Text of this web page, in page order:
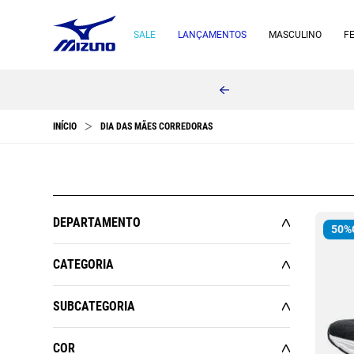
SALE LANÇAMENTOS MASCULINO
DIA DAS MÃES CORREDORAS
DEPARTAMENTO
FEMININO
ESPORTES
CATEGORIA
ACESSÓRIOS
CALÇADOS
SUBCATEGORIA
COR
50%